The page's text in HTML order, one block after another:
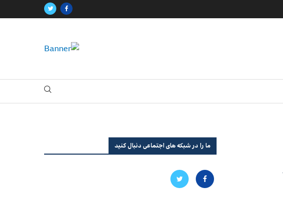
ما را در شبکه های اجتماعی دنبال کنید